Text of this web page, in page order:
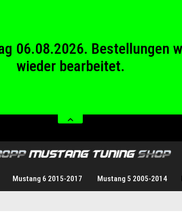
06.08.2026. Bestellungen
wieder bearbeitet.
Mustang 6 2015-2017 Mustang 5 2005-2014